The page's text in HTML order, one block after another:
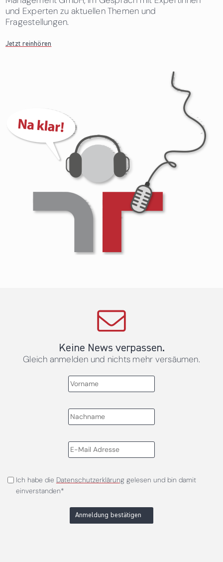
und Experten zu aktuellen Themen und
Fragestellungen.
Jetzt reinhören
Keine News verpassen.
Gleich anmelden und nichts mehr versäumen.
Ich habe die Datenschutzerklärunggelesen und bin damit
einverstanden*
Anmeldung bestätigen